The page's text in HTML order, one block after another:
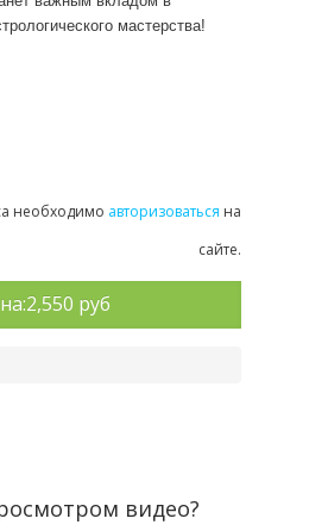
мастерства!
необходимо авторизоваться на
сайте.
2,550 руб
видео?